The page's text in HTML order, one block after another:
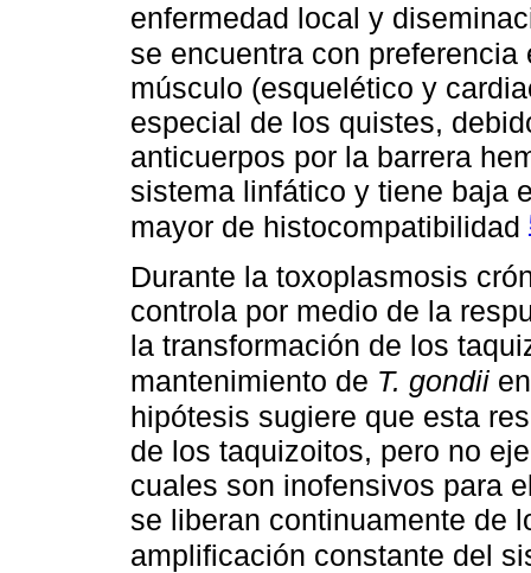
enfermedad local y
se encuentra con
músculo (esquelético y
especial de los quistes,
anticuerpos por la barrera
sistema linfático y tiene baja
mayor de histocompatibilidad
Durante la toxoplasmosis
controla por medio de la
la transformación de los
mantenimiento de T. gondii
hipótesis sugiere que esta
de los taquizoitos, pero no
cuales son inofensivos para
se liberan continuamente de
amplificación constante del